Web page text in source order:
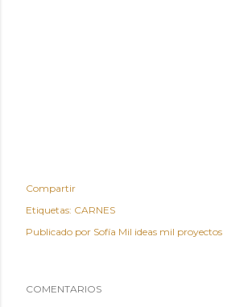
Compartir
Etiquetas: CARNES
Publicado por Sofía Mil ideas mil proyectos
COMENTARIOS